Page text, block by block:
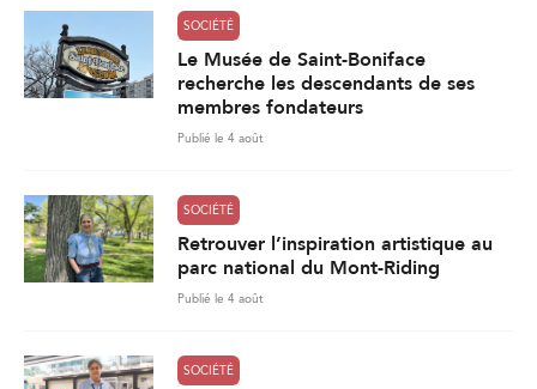
SOCIÉTÉ
Le Musée de Saint-Boniface
recherche les descendants de ses
membres fondateurs
Publié le 4 août
SOCIÉTÉ
Retrouver l’inspiration artistique au
parc national du Mont-Riding
Publié le 4 août
SOCIÉTÉ